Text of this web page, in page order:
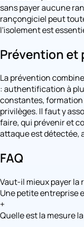
sans payer aucune
rançongiciel peut
l'isolement est
Prévention et
La prévention
: authentification à
constantes,
privilèges. Il faut y
faire, qui prévenir et
attaque est détectée,
FAQ
Vaut-il mieux payer la
Une petite entreprise
+
Quelle est la mesure